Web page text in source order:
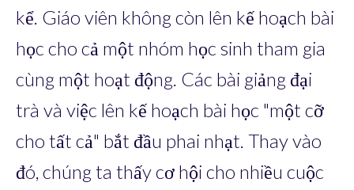
kể. Giáo viên không còn lên kế hoạch bài
học cho cả một nhóm học sinh tham gia
cùng một hoạt động. Các bài giảng đại
trà và việc lên kế hoạch bài học "một cỡ
cho tất cả" bắt đầu phai nhạt. Thay vào
đó, chúng ta thấy cơ hội cho nhiều cuộc